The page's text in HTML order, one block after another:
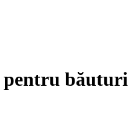
băuturi